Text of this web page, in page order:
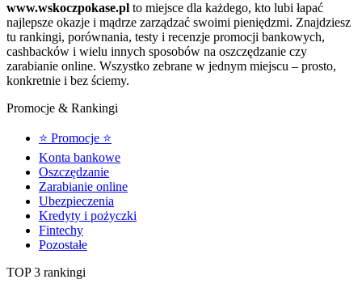
www.wskoczpokase.pl to miejsce dla każdego, kto lubi łapać
najlepsze okazje i mądrze zarządzać swoimi pieniędzmi. Znajdziesz
tu rankingi, porównania, testy i recenzje promocji bankowych,
cashbacków i wielu innych sposobów na oszczędzanie czy
zarabianie online. Wszystko zebrane w jednym miejscu – prosto,
konkretnie i bez ściemy.
Promocje & Rankingi
⭐ Promocje ⭐
Konta bankowe
Oszczędzanie
Zarabianie online
Ubezpieczenia
Kredyty i pożyczki
Fintechy
Pozostałe
TOP 3 rankingi